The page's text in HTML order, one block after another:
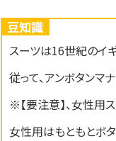
豆知識
スーツは16世紀のイ
従って、アンボタンマ
※【要注意】、女性用
女性用はもともとボ